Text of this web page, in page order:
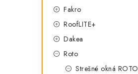
Fakro
RoofLITE+
Dakea
Roto
Strešné okná ROTO